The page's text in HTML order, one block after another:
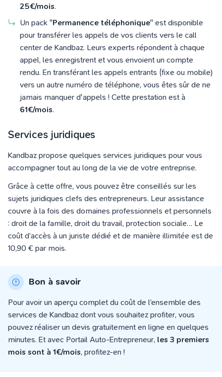
25€/mois.
Un pack "Permanence téléphonique" est disponible
pour transférer les appels de vos clients vers le call
center de Kandbaz. Leurs experts répondent à chaque
appel, les enregistrent et vous envoient un compte
rendu. En transférant les appels entrants (fixe ou mobile)
vers un autre numéro de téléphone, vous êtes sûr de ne
jamais manquer d'appels ! Cette prestation est à
61€/mois.
Services juridiques
Kandbaz propose quelques services juridiques pour vous
accompagner tout au long de la vie de votre entreprise.
Grâce à cette offre, vous pouvez être conseillés sur les
sujets juridiques clefs des entrepreneurs. Leur assistance
couvre à la fois des domaines professionnels et personnels
: droit de la famille, droit du travail, protection sociale… Le
coût d’accès à un juriste dédié et de manière illimitée est de
10,90 € par mois.
Bon à savoir
Pour avoir un aperçu complet du coût de l’ensemble des
services de Kandbaz dont vous souhaitez profiter, vous
pouvez réaliser un devis gratuitement en ligne en quelques
minutes. Et avec Portail Auto-Entrepreneur, les 3 premiers
mois sont à 1€/mois, profitez-en !